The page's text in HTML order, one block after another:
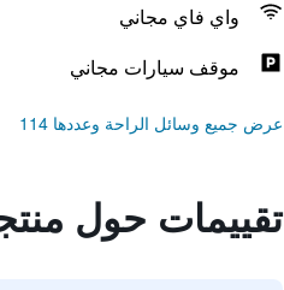
واي فاي مجاني
موقف سيارات مجاني
عرض جميع وسائل الراحة وعددها 114
تقييمات حول